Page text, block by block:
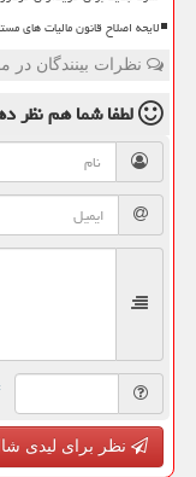
لایحه اصلاح قانون مالیات های
نظرات بینندگان در
لطفا شما همنظر
=
نظر برای لیدی